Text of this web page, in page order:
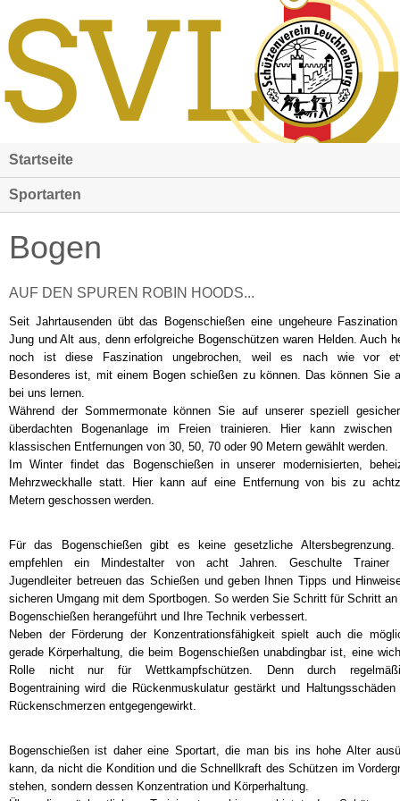
Startseite
Sportarten
Bogen
AUF DEN SPUREN ROBIN HOODS...
Seit Jahrtausenden übt das Bogenschießen eine ungeheure
Jung und Alt aus, denn erfolgreiche Bogenschützen waren Helden. Auch
noch ist diese Faszination ungebrochen, weil es nach wie vor
Besonderes ist, mit einem Bogen schießen zu können. Das können Sie
bei uns lernen.
Während der Sommermonate können Sie auf unserer speziell
überdachten Bogenanlage im Freien trainieren. Hier kann zwischen
klassischen Entfernungen von 30, 50, 70 oder 90 Metern gewählt werden.
Im Winter findet das Bogenschießen in unserer modernisierten,
Mehrzweckhalle statt. Hier kann auf eine Entfernung von bis zu
Metern geschossen werden.
Für das Bogenschießen gibt es keine gesetzliche Altersbegrenzung.
empfehlen ein Mindestalter von acht Jahren. Geschulte Trainer
Jugendleiter betreuen das Schießen und geben Ihnen Tipps und
sicheren Umgang mit dem Sportbogen. So werden Sie Schritt für Schritt an
Bogenschießen herangeführt und Ihre Technik verbessert.
Neben der Förderung der Konzentrationsfähigkeit spielt auch die
gerade Körperhaltung, die beim Bogenschießen unabdingbar ist, eine
Rolle nicht nur für Wettkampfschützen. Denn durch
Bogentraining wird die Rückenmuskulatur gestärkt und Haltungsschäden
Rückenschmerzen entgegengewirkt.
Bogenschießen ist daher eine Sportart, die man bis ins hohe Alter
kann, da nicht die Kondition und die Schnellkraft des Schützen im
stehen, sondern dessen Konzentration und Körperhaltung.